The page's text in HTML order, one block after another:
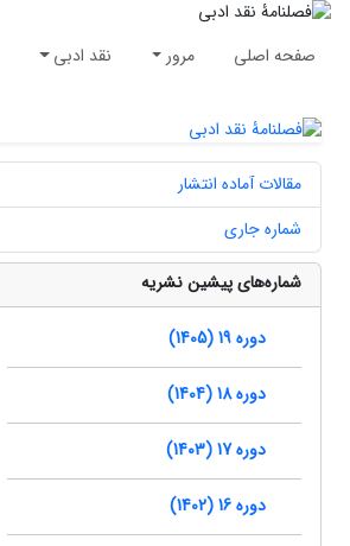
صفحه اصلی مرور نقد ادبی
مقالات آماده انتشار
شماره جاری
شماره‌های پیشین نشریه
دوره 19 (1405)
دوره 18 (1404)
دوره 17 (1403)
دوره 16 (1402)